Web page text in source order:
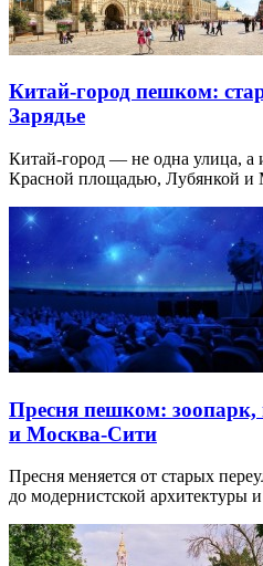
Китай-город пешком:
Зарядье
Китай-город — не одна улица, а
Красной площадью, Лубянкой и
Пресня пешком: зоопарк,
и Москва-Сити
Пресня меняется от старых
до модернистской архитектуры